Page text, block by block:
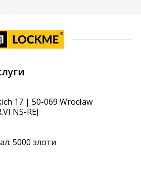
17 | 50-069 Wrocław
NS-REJ
5000 злоти